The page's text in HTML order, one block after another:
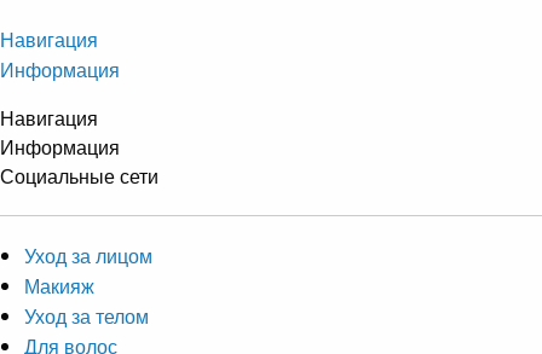
Навигация
Информация
Навигация
Информация
Социальные сети
Уход за лицом
Макияж
Уход за телом
Для волос